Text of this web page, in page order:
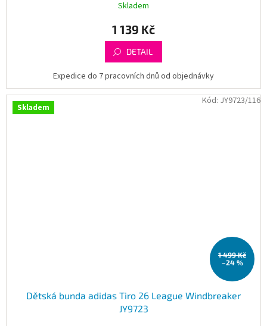
Skladem
1 139 Kč
DETAIL
Expedice do 7 pracovních dnů od objednávky
Skladem
1 499 Kč
–24 %
Dětská bunda adidas Tiro 26 League Windbreaker
JY9723
Kód: JY9723/116